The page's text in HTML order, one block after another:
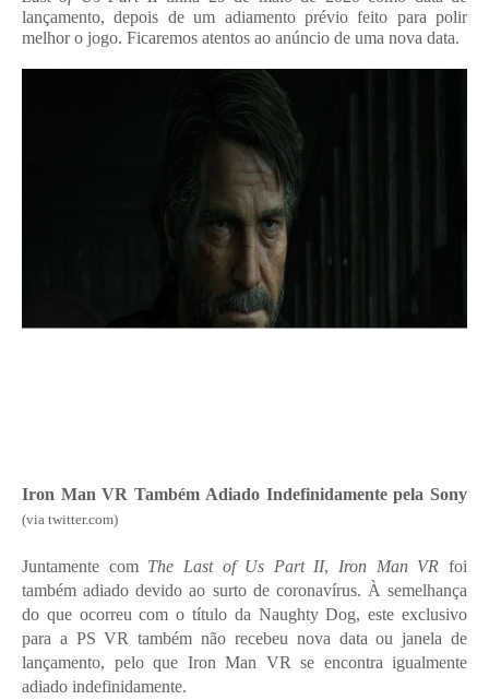
lançamento, depois de um adiamento prévio feito para polir
melhor o jogo. Ficaremos atentos ao anúncio de uma nova data.
Iron Man VR Também Adiado Indefinidamente pela Sony
(via twitter.com)
Juntamente com The Last of Us Part II, Iron Man VR foi
também adiado devido ao surto de coronavírus. À semelhança
do que ocorreu com o título da Naughty Dog, este exclusivo
para a PS VR também não recebeu nova data ou janela de
lançamento, pelo que Iron Man VR se encontra igualmente
adiado indefinidamente.